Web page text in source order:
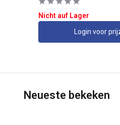
Nicht auf Lager
Login voor
Neueste bekeken